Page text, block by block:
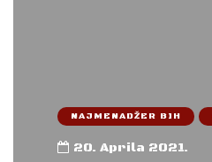
NAJMENADŽER BIH
20. Aprila 2021.